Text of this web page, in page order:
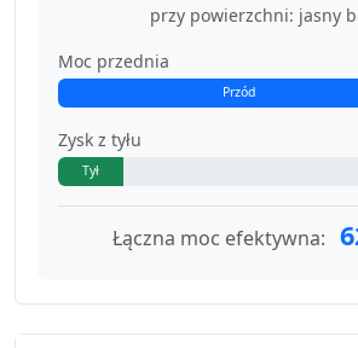
przy powierzchni: jasny
Moc przednia
Przód
Zysk z tyłu
Tył
Łączna moc efektywna: